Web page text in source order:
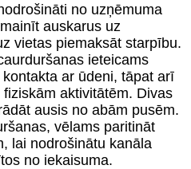
no uzņēmuma
auskarus uz
vietas piemaksāt starpību.
ieteicams
ar ūdeni, tāpat arī
aktivitātēm. Divas
ausis no abām pusēm.
vēlams paritināt
lai nodrošinātu kanāla
no iekaisuma.